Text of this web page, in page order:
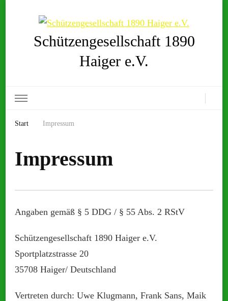
Schützengesellschaft 1890
Haiger e.V.
Start Impressum
Impressum
Angaben gemäß § 5 DDG / § 55 Abs. 2 RStV
Schützengesellschaft 1890 Haiger e.V.
Sportplatzstrasse 20
35708 Haiger/ Deutschland
Vertreten durch: Uwe Klugmann, Frank Sans, Maik